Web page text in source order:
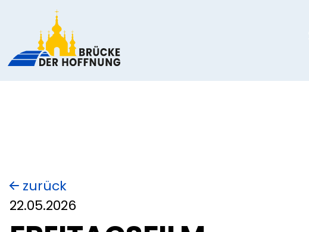
zurück
22.05.2026